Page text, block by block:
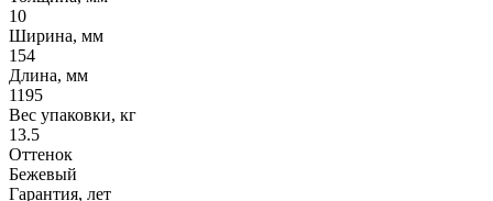
10
Ширина, мм
154
Длина, мм
1195
Вес упаковки, кг
13.5
Оттенок
Бежевый
Гарантия, лет